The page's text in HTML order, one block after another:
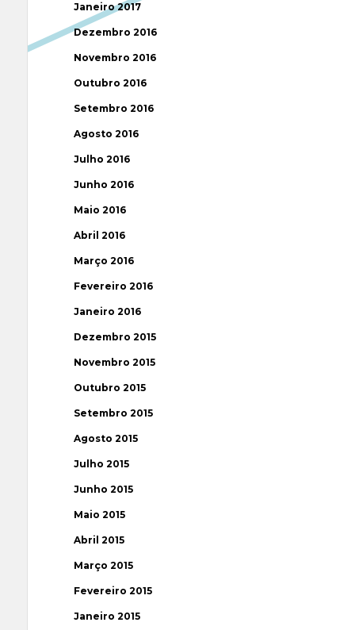
Janeiro 2017
Dezembro 2016
Novembro 2016
Outubro 2016
Setembro 2016
Agosto 2016
Julho 2016
Junho 2016
Maio 2016
Abril 2016
Março 2016
Fevereiro 2016
Janeiro 2016
Dezembro 2015
Novembro 2015
Outubro 2015
Setembro 2015
Agosto 2015
Julho 2015
Junho 2015
Maio 2015
Abril 2015
Março 2015
Fevereiro 2015
Janeiro 2015